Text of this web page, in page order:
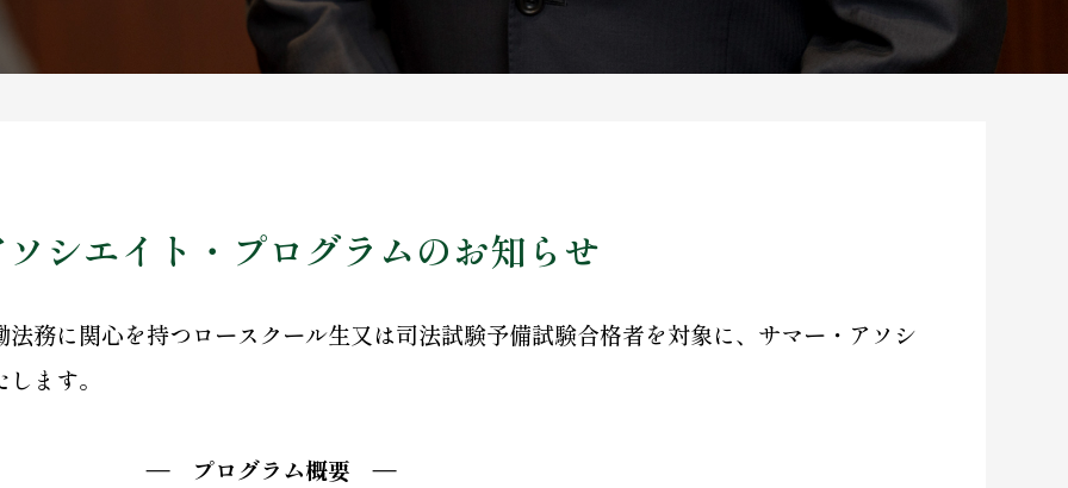
ソシエイト・プログラムのお知らせ
務に関心を持つロースクール生又は司法試験予備試験合格者を対象に、サマー・アソシ
ます。
― プログラム概要 ―